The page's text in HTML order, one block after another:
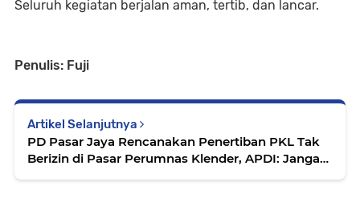
Seluruh kegiatan berjalan aman, tertib, dan lancar.
Penulis: Fuji
Artikel Selanjutnya
PD Pasar Jaya Rencanakan Penertiban PKL Tak
Berizin di Pasar Perumnas Klender, APDI: Jangan